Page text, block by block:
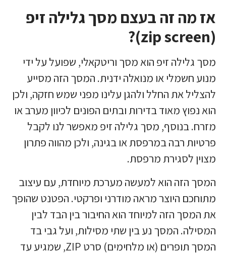
אז מה זה בעצם מסך גלילה זיפ
(zip screen)?
מסך גלילה זיפ הוא מסך וריטקאלי, שפועל על ידי
מנוע חשמלי או מנואלה ידנית. המסך הזה מסייע
להצליל את החלל ולהגן עלינו מפני שמש חזקה, ולכן
הוא נפוץ מאוד בדירות ובתים הפונים לכיוון מערב או
מזרח. בנוסף, מסך גלילה זיפ מאפשר לנו לקבל
פרטיות רבה במרפסת או בגינה, ולכן מהווה פתרון
מצוין לסגירת מרפסת.
המסך הזה הוא למעשה מערכת מיוחדת, עם עיצוב
מתוחכם היוצר מראה מודרני ופרקטי. הפטנט שהופך
את המסך הזה למיוחד הוא החיבור בין הבד לבין
המסילה. המסך נע בין שתי מסילות, ועל גבי בד
המסך תופרים (או מלחימים) סרט ZIP, שמגיע עד